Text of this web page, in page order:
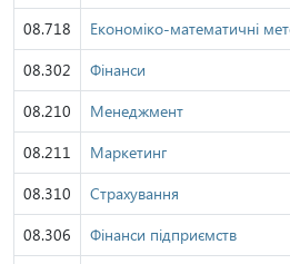
08.718
Економіко-математичні
08.302
Фінанси
08.210
Менеджмент
08.211
Маркетинг
08.310
Страхування
08.306
Фінанси підприємств